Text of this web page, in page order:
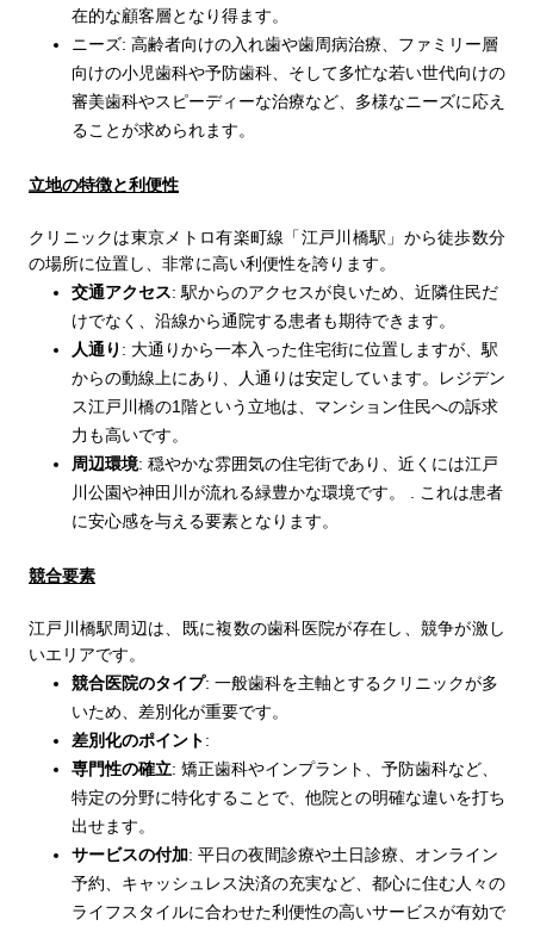
在的な顧客層となり得ます。
ニーズ: 高齢者向けの入れ歯や歯周病治療、ファミリー層
向けの小児歯科や予防歯科、そして多忙な若い世代向けの
審美歯科やスピーディーな治療など、多様なニーズに応え
ることが求められます。
立地の特徴と利便性
クリニックは東京メトロ有楽町線「江戸川橋駅」から徒歩数分
の場所に位置し、非常に高い利便性を誇ります。
交通アクセス: 駅からのアクセスが良いため、近隣住民だ
けでなく、沿線から通院する患者も期待できます。
人通り : 大通りから一本入った住宅街に位置しますが、駅
からの動線上にあり、人通りは安定しています。レジデン
ス江戸川橋の1階という立地は、マンション住民への訴求
力も高いです。
周辺環境: 穏やかな雰囲気の住宅街であり、近くには江戸
川公園や神田川が流れる緑豊かな環境です。
これは患者
に安心感を与える要素となります。
競合要素
江戸川橋駅周辺は、既に複数の歯科医院が存在し、競争が激し
いエリアです。
競合医院のタイプ: 一般歯科を主軸とするクリニックが多
いため、差別化が重要です。
差別化のポイント:
専門性の確立: 矯正歯科やインプラント、予防歯科など、
特定の分野に特化することで、他院との明確な違いを打ち
出せます。
サービスの付加: 平日の夜間診療や土日診療、オンライン
予約、キャッシュレス決済の充実など、都心に住む人々の
ライフスタイルに合わせた利便性の高いサービスが有効で